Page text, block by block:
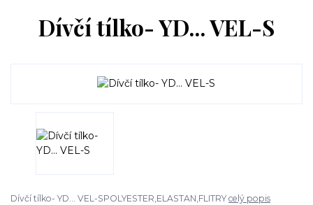
Dívčí tílko- YD... VEL-S
Dívčí tílko- YD... VEL-SPOLYESTER,ELASTAN,FLITRY celý popis